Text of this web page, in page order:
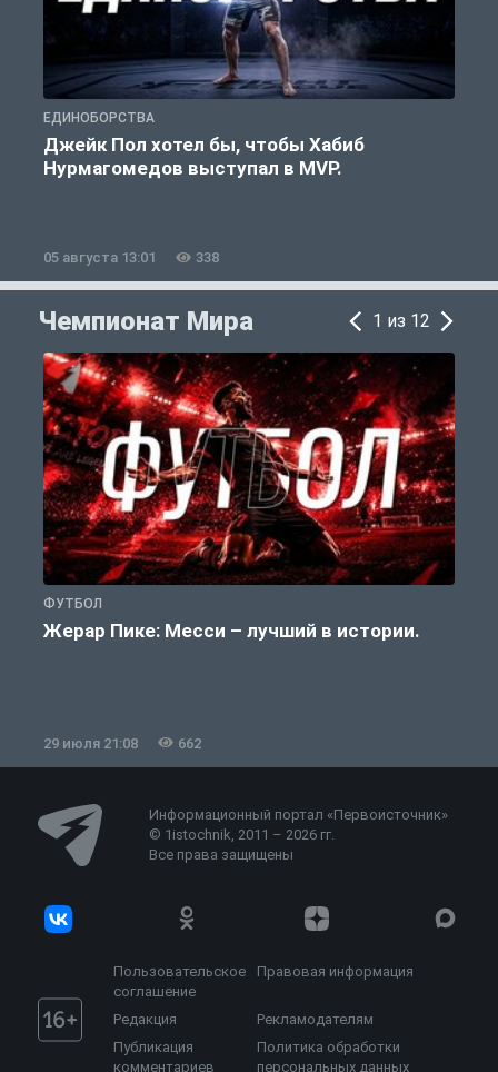
ЕДИНОБОРСТВА
Джейк Пол хотел бы, чтобы Хабиб
Нурмагомедов выступал в MVP.
05 августа 13:01 338
Чемпионат Мира 1 из 12
ФУТБОЛ
Жерар Пике: Месси – лучший в истории.
29 июля 21:08 662
Информационный портал «Первоисточник»
© 1istochnik, 2011 – 2026 гг.
Все права защищены
Пользовательское
соглашение
Правовая информация
Редакция
Рекламодателям
Публикация
комментариев
Политика обработки
персональных данных